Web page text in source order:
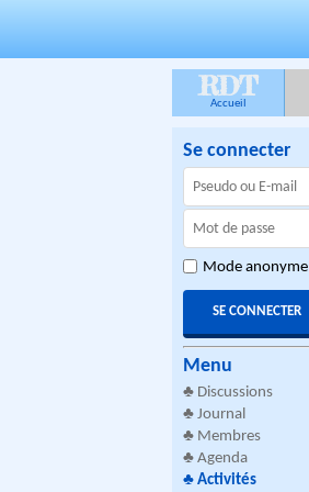
RDT
Accueil
Se connecter
Mode anonyme
Menu
♣ Discussions
♣ Journal
♣ Membres
♣ Agenda
♣ Activités